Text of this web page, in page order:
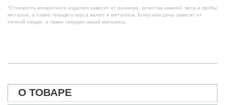
*Стоимость конкретного изделия зависит от размера, качества камней, веса и пробы
металла, а также текущего курса валют и металлов. Бонусная цена зависит от
личной скидки, а также текущих акций магазина.
О ТОВАРЕ